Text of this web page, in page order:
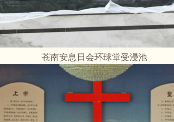
苍南安息日会环球堂受浸池